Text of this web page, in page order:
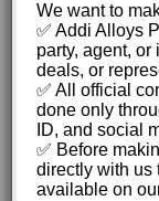
История и
Механика
Выбор
удача?
Стратегии
реальность
We want to
✅ Addi Alloys
party, agent,
deals, or
✅ All official
done only
ID, and social
✅ Before
directly with us
available on